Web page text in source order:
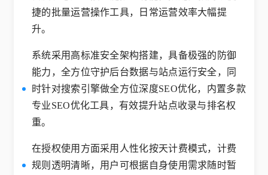
捷的批量运营操作工具，日常运营效率大幅提
升。
系统采用高标准安全架构搭建，具备极强的防御
能力，全方位守护后台数据与站点运行安全，同
时针对搜索引擎做全方位深度SEO优化，内置多款
专业SEO优化工具，有效提升站点收录与排名权
重。
在授权使用方面采用人性化按天计费模式，计费
规则透明清晰，用户可根据自身使用需求随时暂